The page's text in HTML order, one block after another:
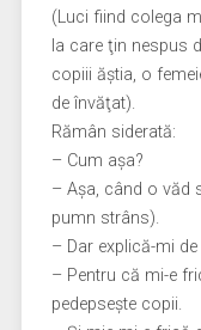
(Luci fiind colega
la care ţin nespus
copiii ăştia, o
de învăţat).
Rămân siderată:
– Cum aşa?
– Aşa, când o văd
pumn strâns).
– Dar explică-mi
– Pentru că mi-e
pedepseşte copii.